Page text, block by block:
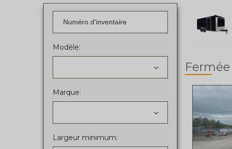
Modèle:
Marque:
Largeur minimum:
Fermée